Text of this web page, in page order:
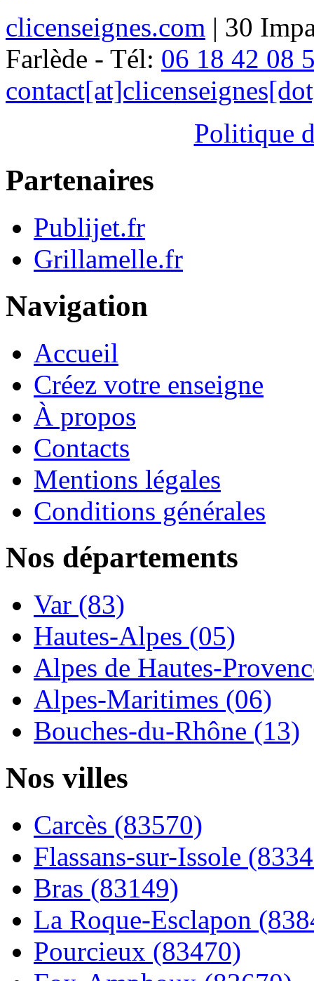
clicenseignes.com | 30
Farlède - Tél: 06 18 42 08
Politique
Partenaires
Publijet.fr
Grillamelle.fr
Navigation
Accueil
Créez votre enseigne
À propos
Contacts
Mentions légales
Conditions générales
Nos départements
Var (83)
Hautes-Alpes (05)
Alpes de Hautes-
Alpes-Maritimes (06)
Bouches-du-Rhône (13)
Nos villes
Carcès (83570)
Flassans-sur-Issole
Bras (83149)
La Roque-Esclapon
Pourcieux (83470)